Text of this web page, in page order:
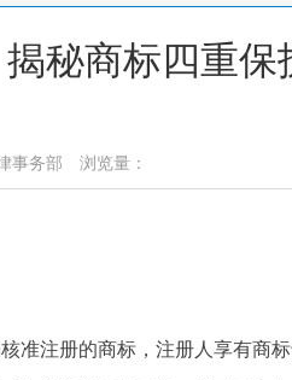
揭秘商标四重保
事务部 浏览量：
核准注册的商标，注册人享有